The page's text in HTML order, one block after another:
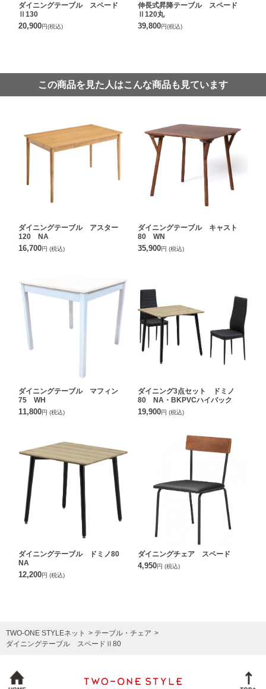
ダイニングテーブル スペード
Ⅱ130
20,900円(税込)
伸長式昇降テーブル スペード
Ⅱ120丸
39,800円(税込)
この商品を見た人はこんな商品も見ています
ダイニングテーブル アスター
120 NA
16,700円 (税込)
ダイニングテーブル キャスト
80 WN
35,900円 (税込)
ダイニングテーブル マフィン
75 WH
11,800円 (税込)
ダイニング3点セット ドミノ
80 NA・BKPVCハイバック
19,900円 (税込)
ダイニングテーブル ドミノ80
NA
12,200円 (税込)
ダイニングチェア スペード
4,950円 (税込)
TWO-ONE STYLEネット
テーブル・チェア
ダイニングテーブル スペードⅡ80